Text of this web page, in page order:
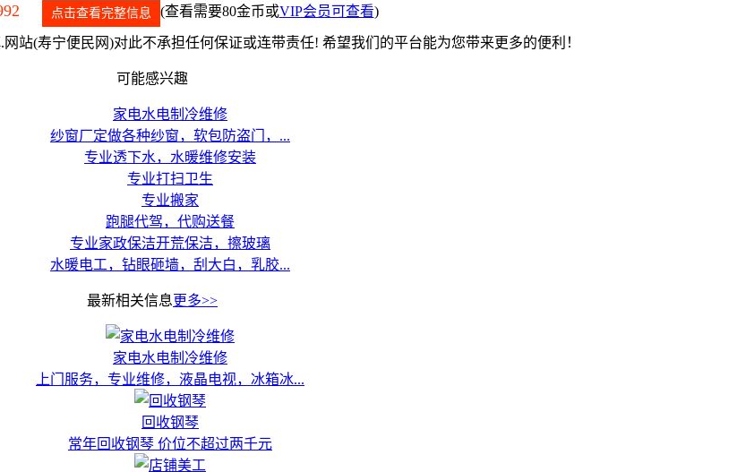
点击查看完整信息 (查看需要80金币或VIP会员可查看)
站(寿宁便民网)对此不承担任何保证或连带责任! 希望我们的平台能为您带来更多的便利！
可能感兴趣
家电水电制冷维修
纱窗厂定做各种纱窗，软包防盗门，...
专业透下水，水暖维修安装
专业打扫卫生
专业搬家
跑腿代驾，代购送餐
专业家政保洁开荒保洁，擦玻璃
水暖电工，钻眼砸墙，刮大白，乳胶...
最新相关信息更多>>
家电水电制冷维修
上门服务，专业维修，液晶电视，冰箱冰...
回收钢琴
常年回收钢琴 价位不超过两千元